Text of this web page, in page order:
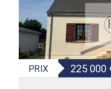
PRIX 225 000